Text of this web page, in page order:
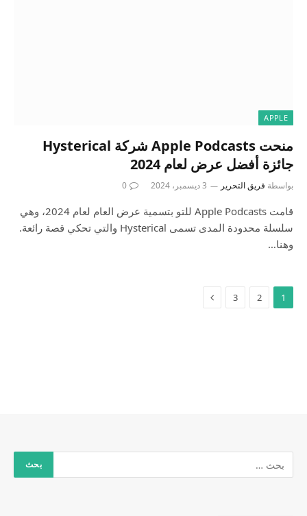
APPLE
منحت Apple Podcasts شركة Hysterical
جائزة أفضل عرض لعام 2024
بواسطة فريق التحرير 3 ديسمبر، 2024 0
قامت Apple Podcasts للتو بتسمية عرض العام لعام 2024، وهي
سلسلة محدودة المدى تسمى Hysterical والتي تحكي قصة رائعة.
وهنا…
1
2
3